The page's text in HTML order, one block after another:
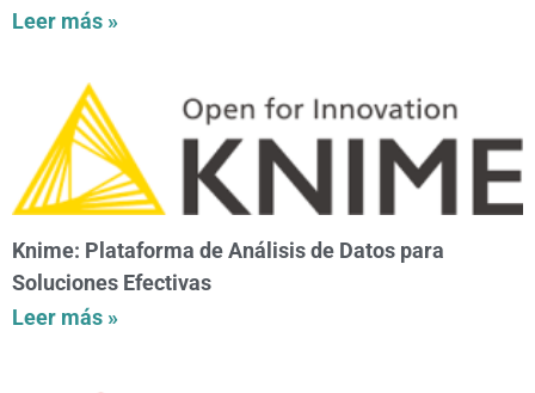
Leer más »
Knime: Plataforma de Análisis de Datos para
Soluciones Efectivas
Leer más »